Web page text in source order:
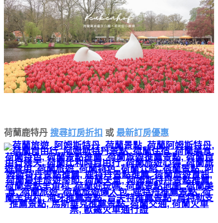
荷蘭鹿特丹 搜尋訂房折扣 或 最新訂房優惠